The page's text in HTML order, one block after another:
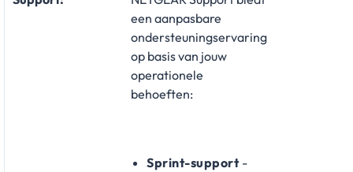
een aanpasbare
ondersteuningservaring
op basis van jouw
operationele
behoeften:
Sprint-support -